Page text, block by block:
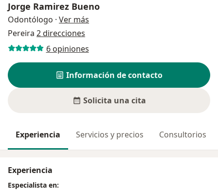
Jorge Ramirez Bueno
Odontólogo · Ver más
Pereira 2 direcciones
6 opiniones
Información de contacto
Solicita una cita
Experiencia Servicios y precios Consultorios
Experiencia
Especialista en: